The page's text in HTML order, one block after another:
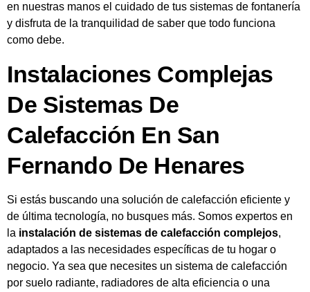
en nuestras manos el cuidado de tus sistemas de fontanería
y disfruta de la tranquilidad de saber que todo funciona
como debe.
Instalaciones Complejas
De Sistemas De
Calefacción En San
Fernando De Henares
Si estás buscando una solución de calefacción eficiente y
de última tecnología, no busques más. Somos expertos en
la instalación de sistemas de calefacción complejos,
adaptados a las necesidades específicas de tu hogar o
negocio. Ya sea que necesites un sistema de calefacción
por suelo radiante, radiadores de alta eficiencia o una